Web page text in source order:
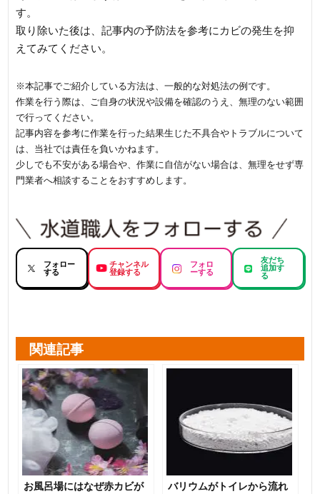
す。
取り除いた後は、記事内の予防法を参考にカビの発生を抑
えてみてください。
※本記事でご紹介している方法は、一般的な対処法の例です。
作業を行う際は、ご自身の状況や設備を確認のうえ、無理のない範囲
で行ってください。
記事内容を参考に作業を行った結果生じた不具合やトラブルについて
は、当社では責任を負いかねます。
少しでも不安がある場合や、作業に自信がない場合は、無理をせず専
門業者へ相談することをおすすめします。
フォロー
する
チャンネル
登録する
フォロ
ーする
友だち
追加す
る
関連記事
お風呂場にはなぜ赤カビが
バリウムがトイレから流れ